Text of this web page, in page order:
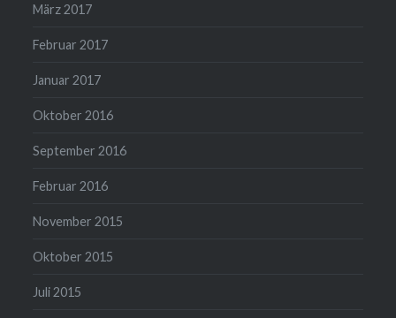
März 2017
Februar 2017
Januar 2017
Oktober 2016
September 2016
Februar 2016
November 2015
Oktober 2015
Juli 2015